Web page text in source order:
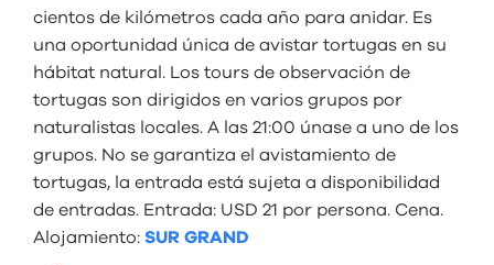
cientos de kilómetros cada año para anidar. Es
una oportunidad única de avistar tortugas en su
hábitat natural. Los tours de observación de
tortugas son dirigidos en varios grupos por
naturalistas locales. A las 21:00 únase a uno de los
grupos. No se garantiza el avistamiento de
tortugas, la entrada está sujeta a disponibilidad
de entradas. Entrada: USD 21 por persona. Cena.
Alojamiento: SUR GRAND